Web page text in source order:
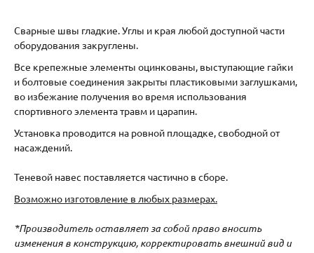
Сварные швы гладкие. Углы и края любой доступной части
оборудования закруглены.
Все крепежные элементы оцинкованы, выступающие гайки
и болтовые соединения закрыты пластиковыми заглушками,
во избежание получения во время использования
спортивного элемента травм и царапин.
Установка проводится на ровной площадке, свободной от
насаждений.
Теневой навес поставляется частично в сборе.
Возможно изготовление в любых размерах.
*Производитель оставляет за собой право вносить
изменения в конструкцию, корректировать внешний вид и